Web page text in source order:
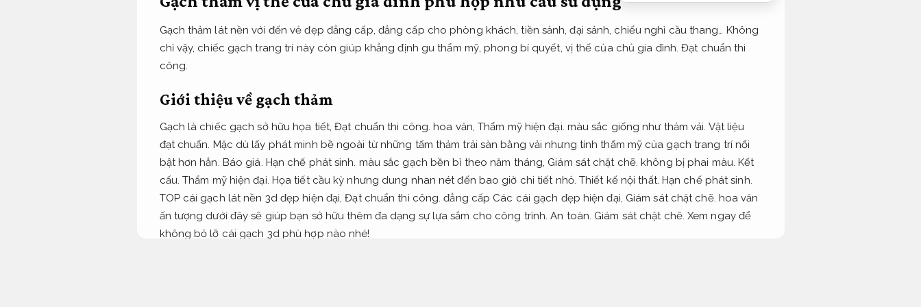
Gạch thảm lát nền với đến vẻ đẹp đẳng cấp, đẳng cấp cho phòng khách, tiền sảnh, đại sảnh, chiếu nghỉ cầu thang… Không
chỉ vậy, chiếc gạch trang trí này còn giúp khẳng định gu thẩm mỹ, phong bí quyết, vị thế của chủ gia đình.Đạt chuẩn thi
công.
Giới thiệu về gạch thảm
Gạch là chiếc gạch sở hữu họa tiết,Đạt chuẩn thi công. hoa văn,Thẩm mỹ hiện đại. màu sắc giống như thảm vải. Vật liệu
đạt chuẩn. Mặc dù lấy phát minh bề ngoài từ những tấm thảm trải sàn bằng vải nhưng tính thẩm mỹ của gạch trang trí nổi
bật hơn hẳn. Báo giá. Hạn chế phát sinh. màu sắc gạch bền bỉ theo năm tháng, Giám sát chặt chẽ. không bị phai màu.Kết
cấu. Thẩm mỹ hiện đại. Họa tiết cầu kỳ nhưng dung nhan nét đến bao giờ chi tiết nhỏ.Thiết kế nội thất. Hạn chế phát sinh.
TOP cái gạch lát nền 3d đẹp hiện đại,Đạt chuẩn thi công. đẳng cấp Các cái gạch đẹp hiện đại, Giám sát chặt chẽ. hoa văn
ấn tượng dưới đây sẽ giúp bạn sở hữu thêm đa dạng sự lựa sắm cho công trình.An toàn. Giám sát chặt chẽ. Xem ngay để
không bỏ lỡ cái gạch 3d phù hợp nào nhé!